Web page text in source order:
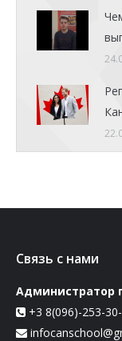
Связь с нами
Администратор
+3 8(096)-253-